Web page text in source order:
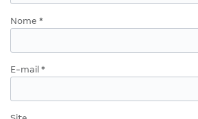
Nome *
E-mail *